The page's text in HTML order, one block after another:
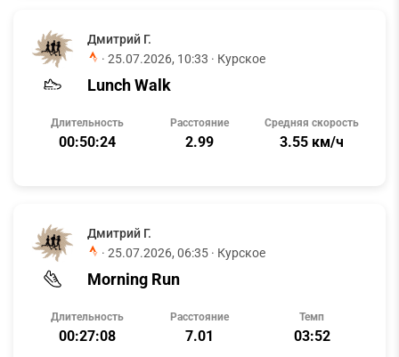
Дмитрий Г.
· 25.07.2026, 10:33 · Курское
Lunch Walk
Длительность
00:50:24
Расстояние
2.99
Средняя скорость
3.55 км/ч
Дмитрий Г.
· 25.07.2026, 06:35 · Курское
Morning Run
Длительность
00:27:08
Расстояние
7.01
Темп
03:52